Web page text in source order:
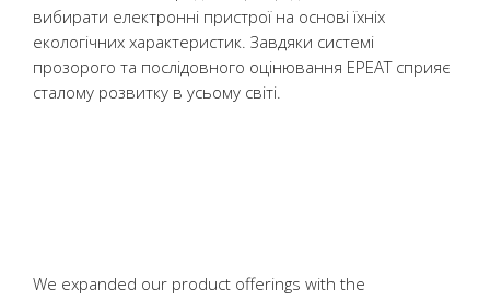
вибирати електронні пристрої на основі їхніх
екологічних характеристик. Завдяки системі
прозорого та послідовного оцінювання EPEAT сприяє
сталому розвитку в усьому світі.
We expanded our product offerings with the